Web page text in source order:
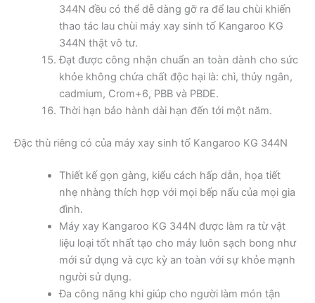
344N đều có thể dễ dàng gỡ ra để lau chùi khiến
thao tác lau chùi máy xay sinh tố Kangaroo KG
344N thật vô tư.
Đạt được công nhận chuẩn an toàn dành cho sức
khỏe không chứa chất độc hại là: chì, thủy ngân,
cadmium, Crom+6, PBB và PBDE.
Thời hạn bảo hành dài hạn đến tới một năm.
Đặc thù riêng có của máy xay sinh tố Kangaroo KG 344N
Thiết kế gọn gàng, kiểu cách hấp dẫn, họa tiết
nhẹ nhàng thích hợp với mọi bếp nấu của mọi gia
đình.
Máy xay Kangaroo KG 344N được làm ra từ vật
liệu loại tốt nhất tạo cho máy luôn sạch bong như
mới sử dụng và cực kỳ an toàn với sự khỏe mạnh
người sử dụng.
Đa công năng khi giúp cho người làm món tận